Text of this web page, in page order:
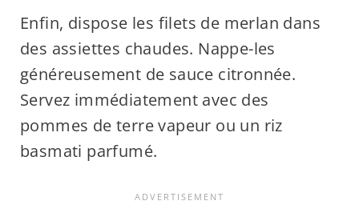
Enfin, dispose les filets de merlan dans
des assiettes chaudes. Nappe-les
généreusement de sauce citronnée.
Servez immédiatement avec des
pommes de terre vapeur ou un riz
basmati parfumé.